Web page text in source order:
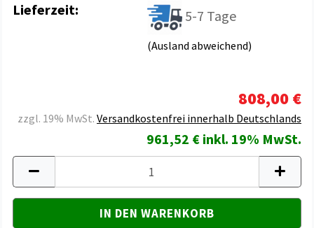
Lieferzeit: 5-7 Tage
(Ausland abweichend)
808,00 €
zzgl. 19% MwSt. Versandkostenfrei innerhalb Deutschlands
961,52 € inkl. 19% MwSt.